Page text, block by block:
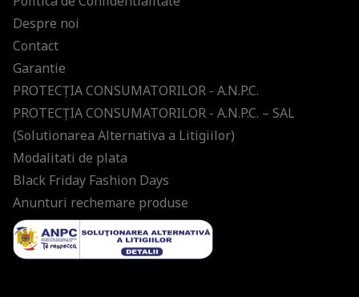
Despre noi
Contact
Garantie
PROTECŢIA CONSUMATORILOR - A.N.P.C.
PROTECŢIA CONSUMATORILOR - A.N.P.C. – SAL
(Solutionarea Alternativa a Litigiilor)
Modalitati de plata
Black Friday Fashion Days
Anunturi rechemare produse